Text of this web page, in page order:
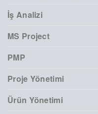
İş Analizi
MS Project
PMP
Proje Yönetimi
Ürün Yönetimi